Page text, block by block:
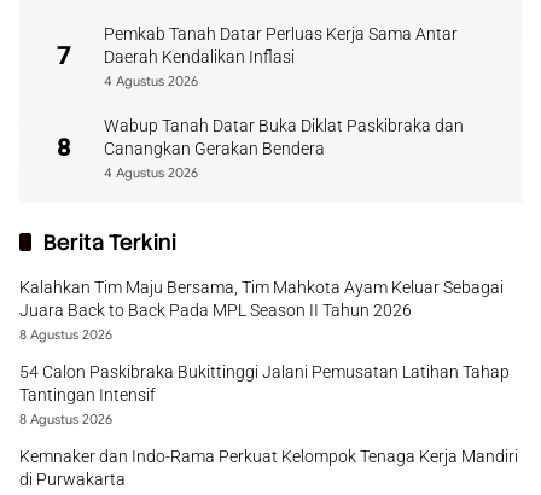
7
Pemkab Tanah Datar Perluas Kerja Sama Antar
Daerah Kendalikan Inflasi
4 Agustus 2026
8
Wabup Tanah Datar Buka Diklat Paskibraka dan
Canangkan Gerakan Bendera
4 Agustus 2026
Berita Terkini
Kalahkan Tim Maju Bersama, Tim Mahkota Ayam Keluar Sebagai
Juara Back to Back Pada MPL Season II Tahun 2026
8 Agustus 2026
54 Calon Paskibraka Bukittinggi Jalani Pemusatan Latihan Tahap
Tantingan Intensif
8 Agustus 2026
Kemnaker dan Indo-Rama Perkuat Kelompok Tenaga Kerja Mandiri
di Purwakarta